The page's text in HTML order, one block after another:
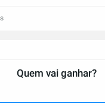
Quem vai ganhar?